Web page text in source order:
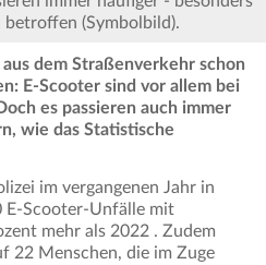
betroffen (Symbolbild).
dem Straßenverkehr schon
E-Scooter sind vor allem bei
es passieren auch immer
wie das Statistische
im vergangenen Jahr in
E-Scooter-Unfälle mit
mehr als 2022 . Zudem
22 Menschen, die im Zuge